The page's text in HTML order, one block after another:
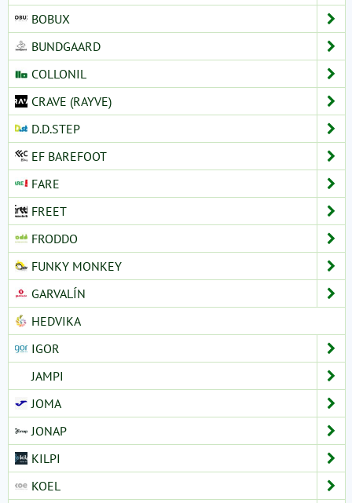
BOBUX
BUNDGAARD
COLLONIL
CRAVE (RAYVE)
D.D.STEP
EF BAREFOOT
FARE
FREET
FRODDO
FUNKY MONKEY
GARVALÍN
HEDVIKA
IGOR
JAMPI
JOMA
JONAP
KILPI
KOEL